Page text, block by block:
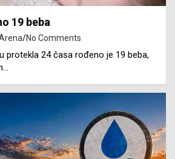
19 beba
No Comments
protekla 24 časa rođeno je 19 beba,